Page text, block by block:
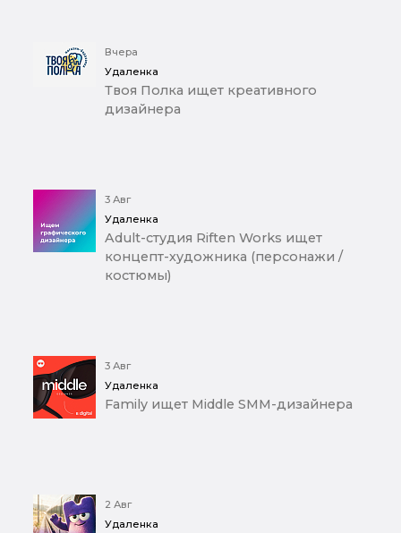
Вчера
Удаленка
Твоя Полка ищет креативного
дизайнера
3 Авг
Удаленка
Adult-студия Riften Works ищет
концепт-художника (персонажи /
костюмы)
3 Авг
Удаленка
Family ищет Middle SMM-дизайнера
2 Авг
Удаленка